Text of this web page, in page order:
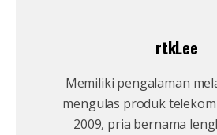
rtkLee
Memiliki pengalaman
mengulas produk
2009, pria bernama